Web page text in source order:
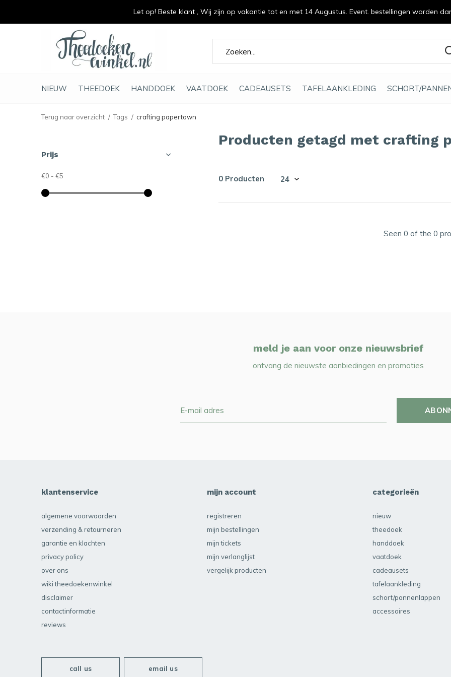
NIEUW THEEDOEK HANDDOEK VAATDOEK CADEAUSETS TAFELAANKLEDING SCHORT/
duurzaam en met liefde gemaakt
Terug naar overzicht Tags crafting papertown
Producten getagd met crafting
0 Producten
Seen 0 of the 0
Prijs
€0 - €5
meld je aan voor onze nieuwsbrief
ontvang de nieuwste aanbiedingen en promoties
klantenservice
algemene voorwaarden
verzending & retourneren
garantie en klachten
privacy policy
over ons
wiki theedoekenwinkel
disclaimer
contactinformatie
reviews
mijn account
registreren
mijn bestellingen
mijn tickets
mijn verlanglijst
vergelijk producten
categorieën
nieuw
theedoek
handdoek
vaatdoek
cadeausets
tafelaankleding
schort/pannenlappen
accessoires
call us email us
Let op! Beste klant , Wij zijn op vakantie tot en met 14 Augustus. Event. bestellingen worden